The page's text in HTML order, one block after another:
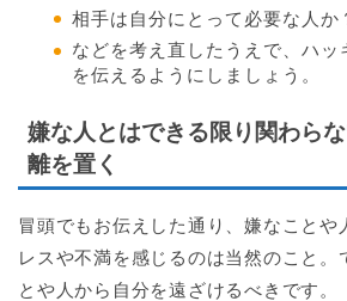
相手は自分にとって必要な人か
などを考え直したうえで、ハッ
を伝えるようにしましょう。
嫌な人とはできる限り関わら
離を置く
冒頭でもお伝えした通り、嫌なことや
レスや不満を感じるのは当然のこと。
とや人から自分を遠ざけるべきです。